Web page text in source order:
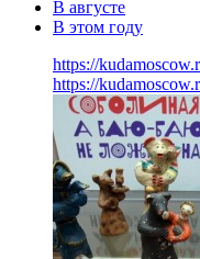
В августе
В этом году
https://
https://